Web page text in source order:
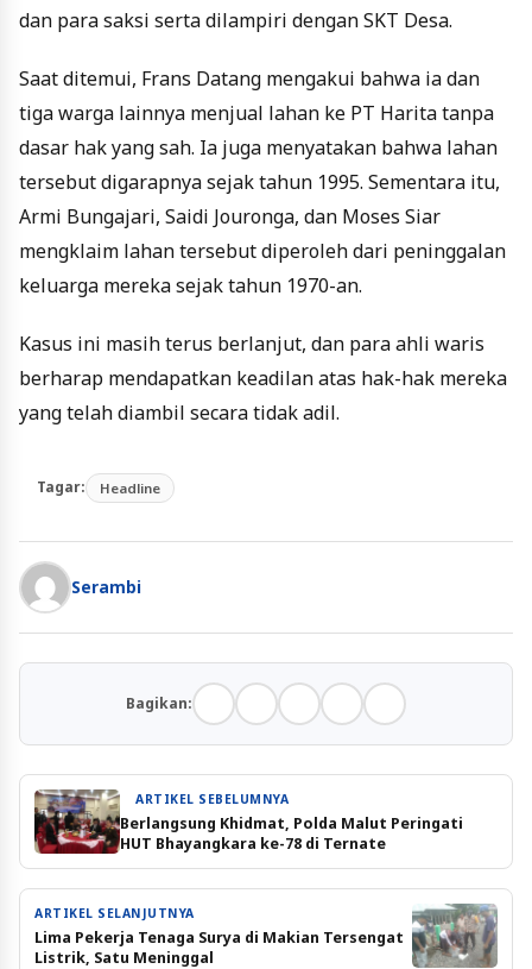
dan para saksi serta dilampiri dengan SKT Desa.
Saat ditemui, Frans Datang mengakui bahwa ia dan
tiga warga lainnya menjual lahan ke PT Harita tanpa
dasar hak yang sah. Ia juga menyatakan bahwa lahan
tersebut digarapnya sejak tahun 1995. Sementara itu,
Armi Bungajari, Saidi Jouronga, dan Moses Siar
mengklaim lahan tersebut diperoleh dari peninggalan
keluarga mereka sejak tahun 1970-an.
Kasus ini masih terus berlanjut, dan para ahli waris
berharap mendapatkan keadilan atas hak-hak mereka
yang telah diambil secara tidak adil.
Tagar: Headline
Serambi
Bagikan:
ARTIKEL SEBELUMNYA
Berlangsung Khidmat, Polda Malut Peringati
HUT Bhayangkara ke-78 di Ternate
ARTIKEL SELANJUTNYA
Lima Pekerja Tenaga Surya di Makian Tersengat
Listrik, Satu Meninggal